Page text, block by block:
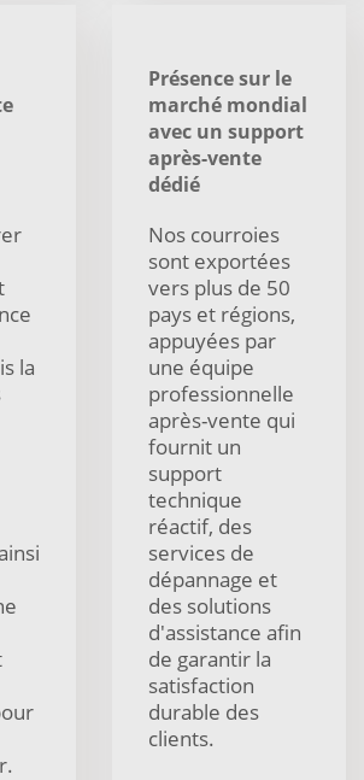
la
Présence sur le
marché mondial
avec un support
après-vente
dédié
Nos courroies
sont exportées
vers plus de 50
pays et régions,
appuyées par
une équipe
professionnelle
après-vente qui
fournit un
support
technique
réactif, des
services de
dépannage et
des solutions
d'assistance afin
de garantir la
satisfaction
durable des
clients.